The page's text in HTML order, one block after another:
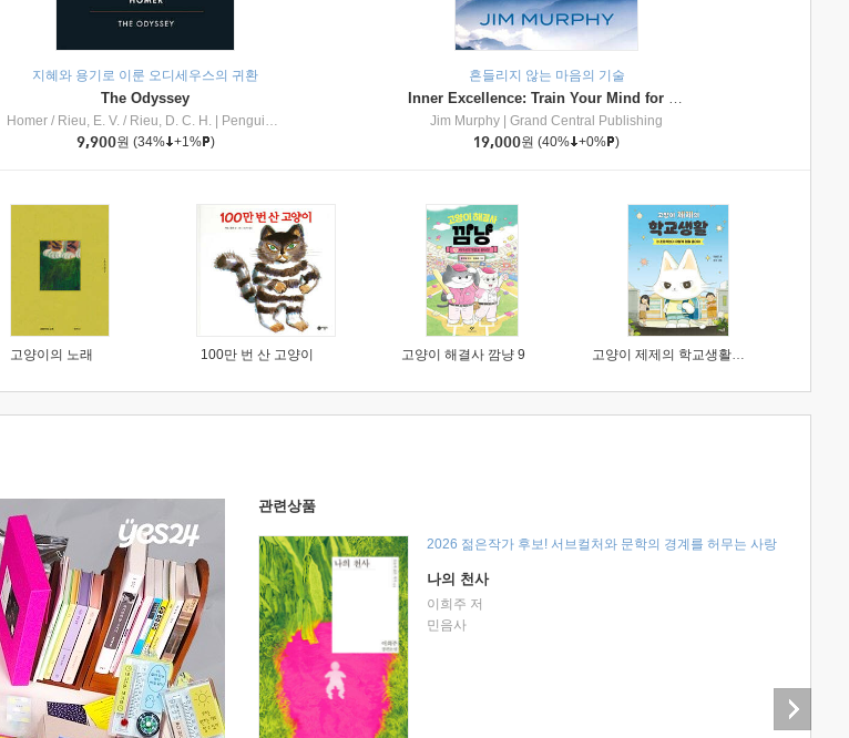
지혜와 용기로 이룬 오디세우스의 귀환
The Odyssey
Homer / Rieu, E. V. / Rieu, D. C. H.
Penguin Group
9,900원 (34% +1% )
흔들리지 않는 마음의 기술
Inner Excellence: Train Your Mind for Extraordinary Performance and the Best Possible Life
Jim Murphy
Grand Central Publishing
19,000원 (40% +0% )
고양이의 노래 100만 번 산 고양이 고양이 해결사 깜냥 9 고양이 제제의 학교생활 1 : 초등학생이 이렇게 힘들 줄이야
관련상품
2026 젊은작가 후보! 서브컬처와 문학의 경계를 허무는 사랑
나의 천사
이희주 저
민음사